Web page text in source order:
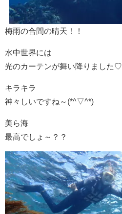
梅雨の合間の晴天！！
水中世界には
光のカーテンが舞い降りました♡
キラキラ
神々しいですね～(*^▽^*)
美ら海
最高でしょ～？？